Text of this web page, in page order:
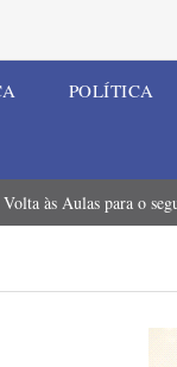
POLÍTICA
às Aulas para o